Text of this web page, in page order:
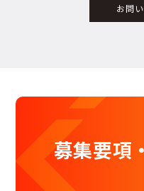
お問
募集要項